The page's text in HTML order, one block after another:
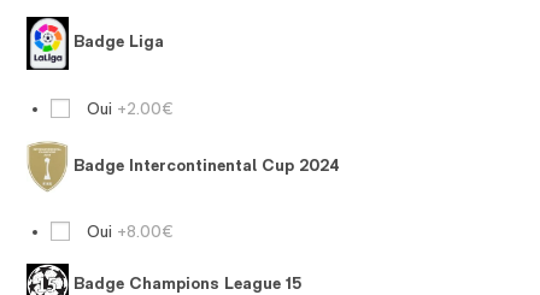
Badge Liga
Oui +2.00€
Badge Intercontinental Cup 2024
Oui +8.00€
Badge Champions League 15